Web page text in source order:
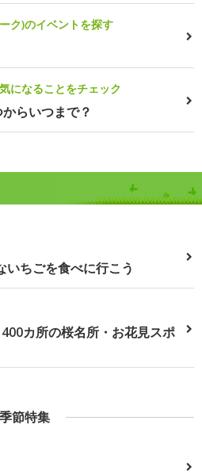
ク)のイベントを探す
になることをチェック
らいつまで？
ちごを食べに行こう
カ所の桜名所・お花見スポ
季節特集